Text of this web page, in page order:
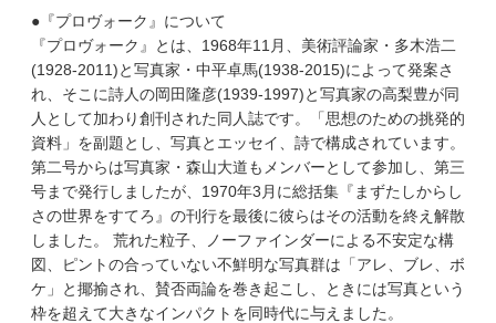
●『プロヴォーク』について
『プロヴォーク』とは、1968年11月、美術評論家・多木浩二
(1928-2011)と写真家・中平卓馬(1938-2015)によって発案さ
れ、そこに詩人の岡田隆彦(1939-1997)と写真家の高梨豊が同
人として加わり創刊された同人誌です。「思想のための挑発的
資料」を副題とし、写真とエッセイ、詩で構成されています。
第二号からは写真家・森山大道もメンバーとして参加し、第三
号まで発行しましたが、1970年3月に総括集『まずたしからし
さの世界をすてろ』の刊行を最後に彼らはその活動を終え解散
しました。 荒れた粒子、ノーファインダーによる不安定な構
図、ピントの合っていない不鮮明な写真群は「アレ、ブレ、ボ
ケ」と揶揄され、賛否両論を巻き起こし、ときには写真という
枠を超えて大きなインパクトを同時代に与えました。